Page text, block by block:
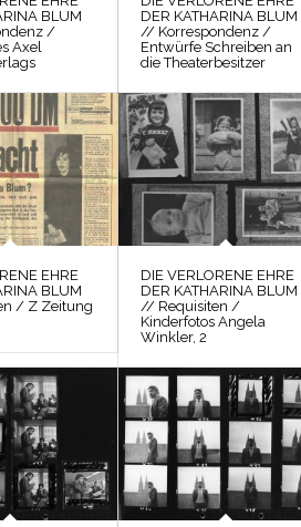
BLUM
/
Axel
DER KATHARINA BLUM
// Korrespondenz /
Entwürfe Schreiben an
die Theaterbesitzer
EHRE
BLUM
/ Z Zeitung
DIE VERLORENE EHRE
DER KATHARINA BLUM
// Requisiten /
Kinderfotos Angela
Winkler, 2